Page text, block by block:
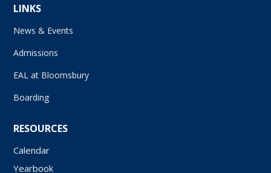
LINKS
News & Events
Admissions
EAL at Bloomsbury
Boarding
RESOURCES
Calendar
Yearbook